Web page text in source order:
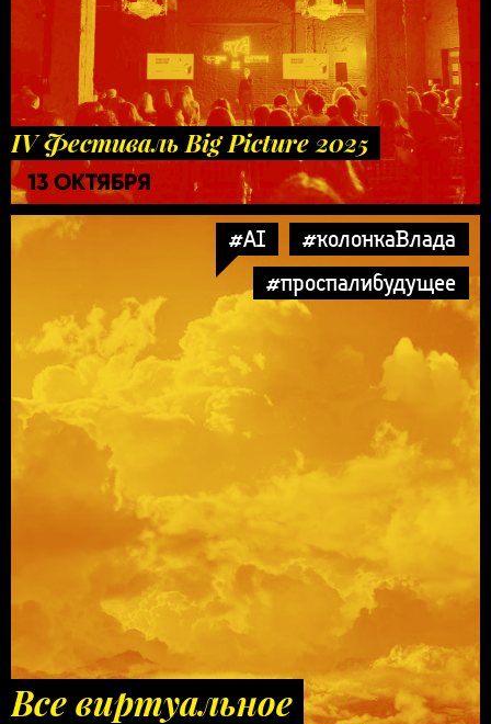
IV Фестиваль Big Picture 2025
13 ОКТЯБРЯ
#AI
#колонкаВлада
#проспалибудущее
Все виртуальное